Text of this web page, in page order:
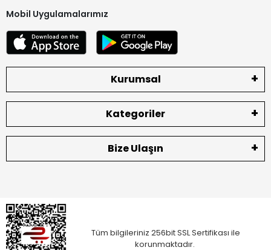
Mobil Uygulamalarımız
Kurumsal
Kategoriler
Bize Ulaşın
Tüm bilgileriniz 256bit SSL Sertifikası ile
korunmaktadır.